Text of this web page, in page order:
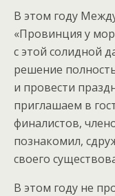
В этом году
«Провинция у
с этой солидной
решение
и провести
приглашаем в
финалистов,
познакомил,
своего
В этом году не